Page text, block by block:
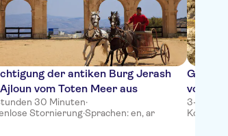
der antiken Burg Jerash
vom Toten Meer aus
30 Minuten·
Stornierung·Sprachen: en, ar
von
3-5